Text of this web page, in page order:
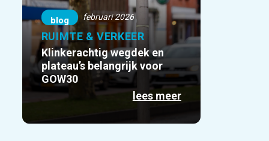
blog februari 2026
RUIMTE & VERKEER
Klinkerachtig wegdek en
plateau’s belangrijk voor
GOW30
lees meer